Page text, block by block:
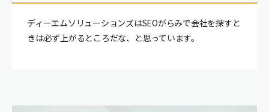
ディーエムソリューションズはSEOがらみで会社を探すと
きは必ず上がるところだな、と思っています。